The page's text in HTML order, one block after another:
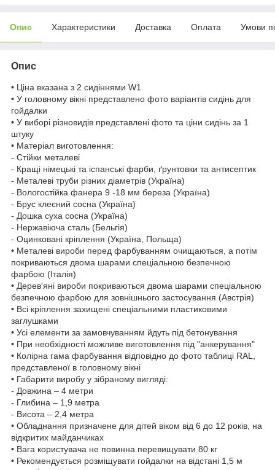
Опис Характеристики Доставка Оплата Умови
Опис
• Ціна вказана з 2 сидіннями W1
• У головному вікні представлено фото варіантів сидінь для
гойдалки
• У виборі різновидів представлені фото та ціни сидінь за 1
штуку
• Матеріал виготовлення:
- Стійки металеві
- Кращі німецькі та іспанські фарби, ґрунтовки та антисептик
- Металеві труби різних діаметрів (Україна)
- Вологостійка фанера 9 -18 мм береза (Україна)
- Брус клеєний сосна (Україна)
- Дошка суха сосна (Україна)
- Нержавіюча сталь (Бельгія)
- Оцинковані кріплення (Україна, Польща)
• Металеві вироби перед фарбуванням очищаються, а потім
покриваються двома шарами спеціальною безпечною
фарбою (Італія)
• Дерев'яні вироби покриваються двома шарами спеціальною
безпечною фарбою для зовнішнього застосування (Австрія)
• Всі кріплення захищені спеціальними пластиковими
заглушками
• Усі елементи за замовчуванням йдуть під бетонування
• При необхідності можливе виготовлення під "анкерування"
• Колірна гама фарбування відповідно до фото таблиці RAL,
представленої в головному вікні
• Габарити виробу у зібраному вигляді:
- Довжина – 4 метри
- Глибина – 1,9 метра
- Висота – 2,4 метра
• Обладнання призначене для дітей віком від 6 до 12 років, на
відкритих майданчиках
• Вага користувача не повинна перевищувати 80 кг
• Рекомендується розміщувати гойдалки на відстані 1,5 м